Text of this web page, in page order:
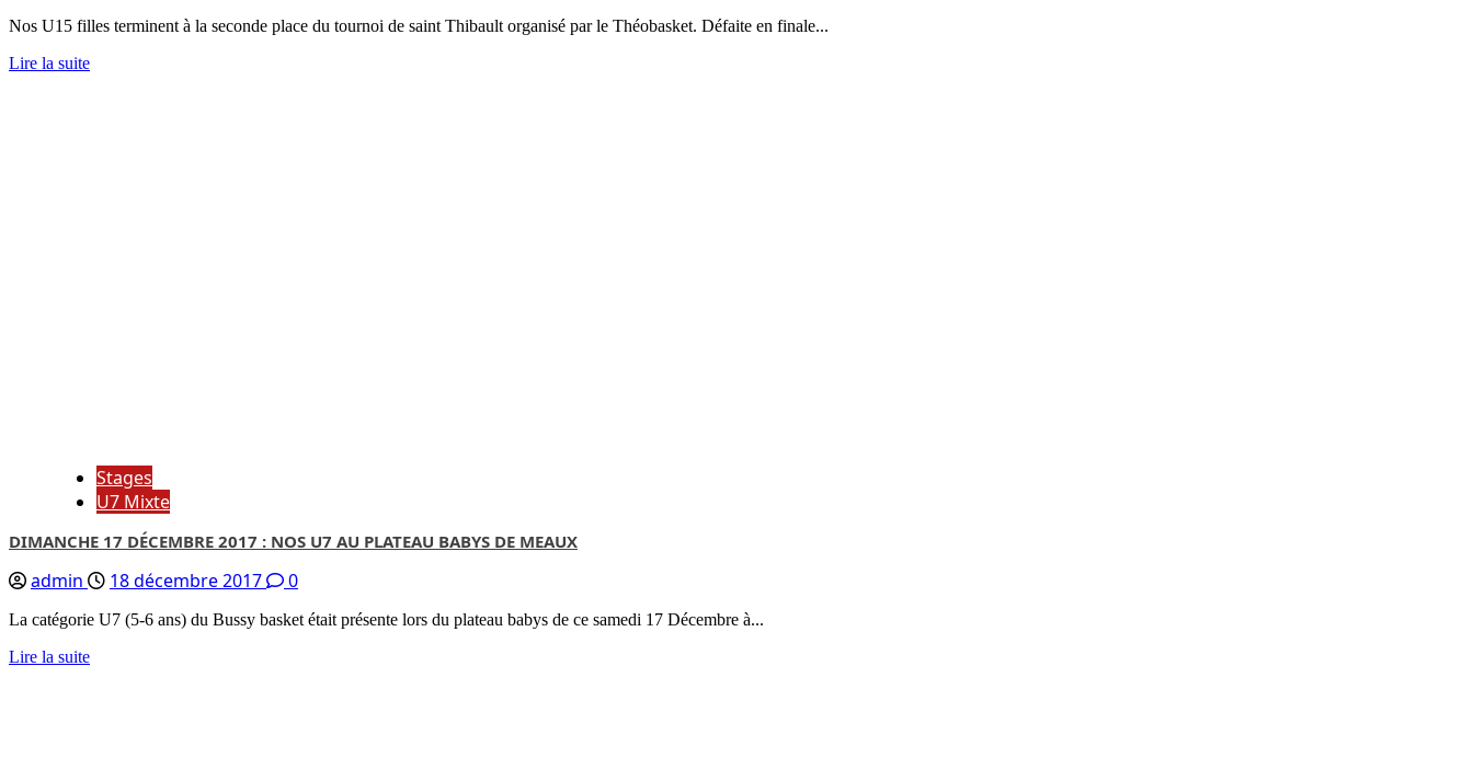
Nos U15 filles terminent à la seconde place du tournoi de saint Thibault organisé par le Théobasket. Défaite en finale...
Lire la suite
Stages
U7 Mixte
DIMANCHE 17 DÉCEMBRE 2017 : NOS U7 AU PLATEAU BABYS DE MEAUX
admin 18 décembre 2017 0
La catégorie U7 (5-6 ans) du Bussy basket était présente lors du plateau babys de ce samedi 17 Décembre à...
Lire la suite